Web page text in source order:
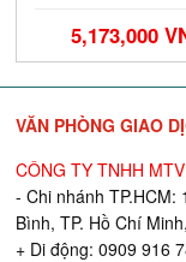
5,173,000
VĂN PHÒNG GIAO
CÔNG TY TNHH
- Chi nhánh
Bình, TP. Hồ Chí
+ Di động: 0909 916